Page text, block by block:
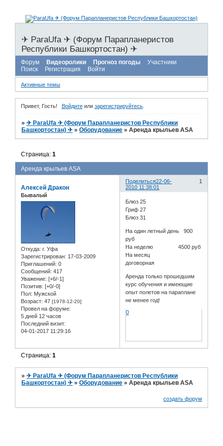
✈ ParaUfa ✈ (Форум Парапланеристов
Республики Башкортостан) ✈
Форум Видеоролики Прогноз погоды
Участники
Поиск
Регистрация Войти
Активные темы
Привет, Гость! Войдитеили зарегистрируйтесь.
»✈ ParaUfa ✈ (Форум Парапланеристов Республики
Башкортостан) ✈ »Оборудование »Аренда крыльев ASA
Аренда крыльев ASA
Страница:1
Поделиться 1
22-06-
2010 11:38:01
Алексей Дракон
Бывалый
Откуда: г. Уфа
Зарегистрирован: 17-03-2009
Приглашений: 0
Сообщений: 417
Уважение: [+6/-1]
Позитив: [+0/-0]
Пол: Мужской
Возраст: 47 [1978-12-20]
Провел на форуме:
5 дней 12 часов
Последний визит:
04-01-2017 11:29:16
Блюз 25
Гриф 27
Блюз 31
На один летный день 900
руб
На неделю 4500 руб
На месяц
договорная
Аренда только прошедшим
курс обучения и имеющие
опыт полетов на параплане
не менее год!
0
Страница:1
»✈ ParaUfa ✈ (Форум Парапланеристов Республики
Башкортостан) ✈ »Оборудование »Аренда крыльев ASA
создать форум